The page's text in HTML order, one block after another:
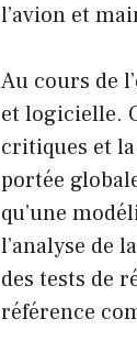
l’avion et
Au cours de
et logicielle.
critiques et
portée
qu’une
l’analyse de
des tests de
référence